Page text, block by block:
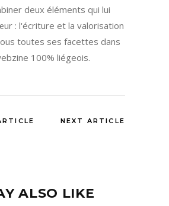
deux éléments qui lui
: l'écriture et la valorisation
toutes ses facettes dans
100% liégeois.
NEXT ARTICLE
ALSO LIKE